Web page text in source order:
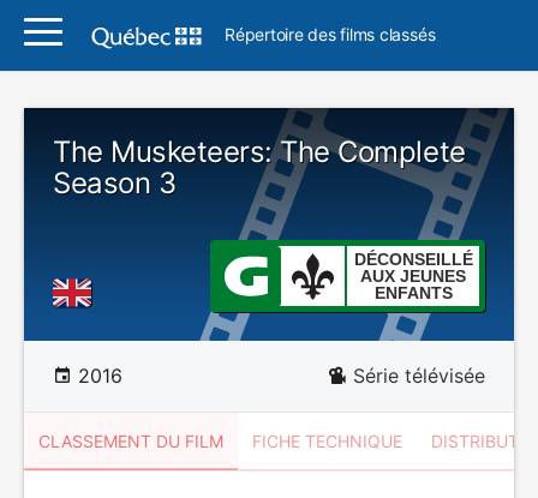
Répertoire des films classés
The Musketeers: The Complete
Season 3
DÉCONSEILLÉ
AUX JEUNES
ENFANTS
2016 Série télévisée
CLASSEMENT DU FILM FICHE TECHNIQUE